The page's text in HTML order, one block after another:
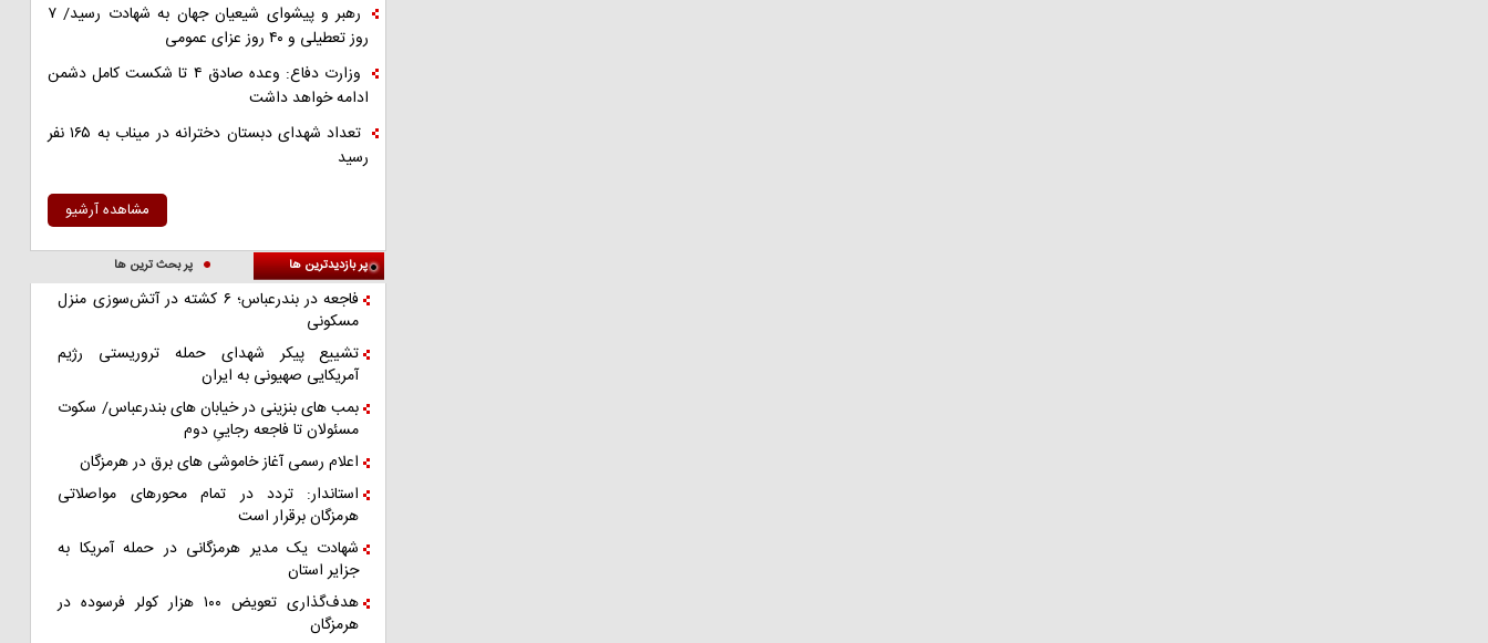
رهبر و پیشوای شیعیان جهان به شهادت رسید/ ۷
روز تعطیلی و ۴۰ روز عزای عمومی
وزارت دفاع: وعده صادق ۴ تا شکست کامل دشمن
ادامه خواهد داشت
تعداد شهدای دبستان دخترانه در میناب به ۱۶۵ نفر
رسید
مشاهده آرشیو
پر بازدیدترین ها پر بحث ترین ها
فاجعه در بندرعباس؛ ۶ کشته در آتش‌سوزی منزل
مسکونی
تشییع پیکر شهدای حمله تروریستی رژیم
آمریکایی صهیونی به ایران
بمب های بنزینی در خیابان های بندرعباس/ سکوت
مسئولان تا فاجعه رجاییِ دوم
اعلام رسمی آغاز خاموشی های برق در هرمزگان
استاندار: تردد در تمام محورهای مواصلاتی
هرمزگان برقرار است
شهادت یک مدیر هرمزگانی در حمله آمریکا به
جزایر استان
هدف‌گذاری تعویض ۱۰۰ هزار کولر فرسوده در
هرمزگان